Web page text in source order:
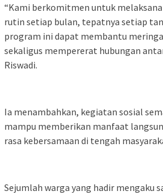
“Kami berkomitmen untuk
rutin setiap bulan, tepatnya setiap
program ini dapat membantu
sekaligus mempererat hubungan
Riswadi.
Ia menambahkan, kegiatan sosial
mampu memberikan manfaat
rasa kebersamaan di tengah
Sejumlah warga yang hadir mengaku